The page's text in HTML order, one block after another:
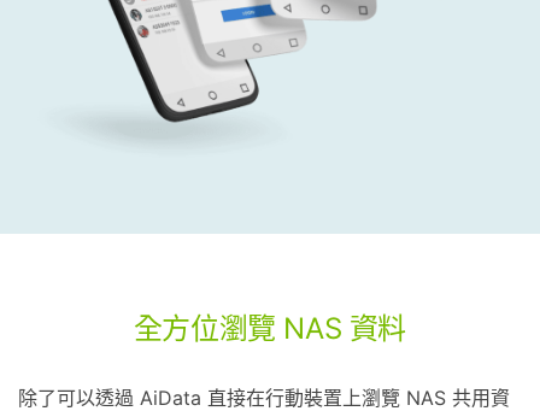
全方位瀏覽 NAS 資料
除了可以透過 AiData 直接在行動裝置上瀏覽 NAS 共用資